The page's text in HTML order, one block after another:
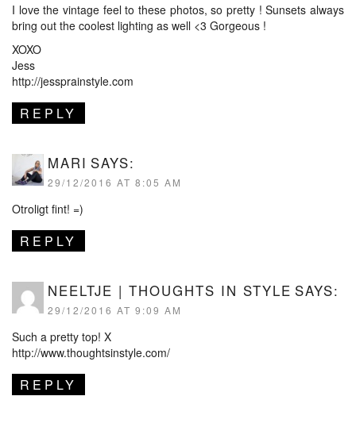
I love the vintage feel to these photos, so pretty ! Sunsets always
bring out the coolest lighting as well <3 Gorgeous !
XOXO
Jess
http://jessprainstyle.com
REPLY
MARI SAYS:
29/12/2016 AT 8:05 AM
Otroligt fint! =)
REPLY
NEELTJE | THOUGHTS IN STYLE SAYS:
29/12/2016 AT 9:09 AM
Such a pretty top! X
http://www.thoughtsinstyle.com/
REPLY